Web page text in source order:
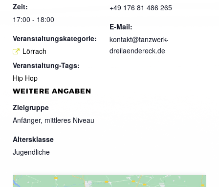
Zeit:
17:00 - 18:00
Veranstaltungskategorie:
Lörrach
Veranstaltung-Tags:
Hip Hop
+49 176 81 486 265
E-Mail:
kontakt@tanzwerk-
dreilaendereck.de
WEITERE ANGABEN
Zielgruppe
Anfänger, mittleres Niveau
Altersklasse
Jugendliche